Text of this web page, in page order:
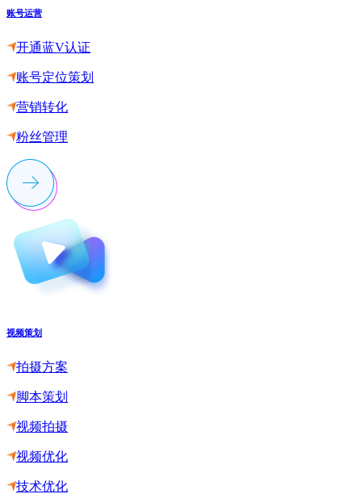
账号运营
开通蓝V认证
账号定位策划
营销转化
粉丝管理
视频策划
拍摄方案
脚本策划
视频拍摄
视频优化
技术优化